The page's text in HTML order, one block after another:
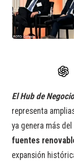
El Hub de
representa
ya genera más del
fuentes
expansión